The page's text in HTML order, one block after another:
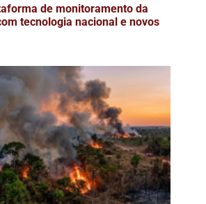
de monitoramento da
tecnologia nacional e novos